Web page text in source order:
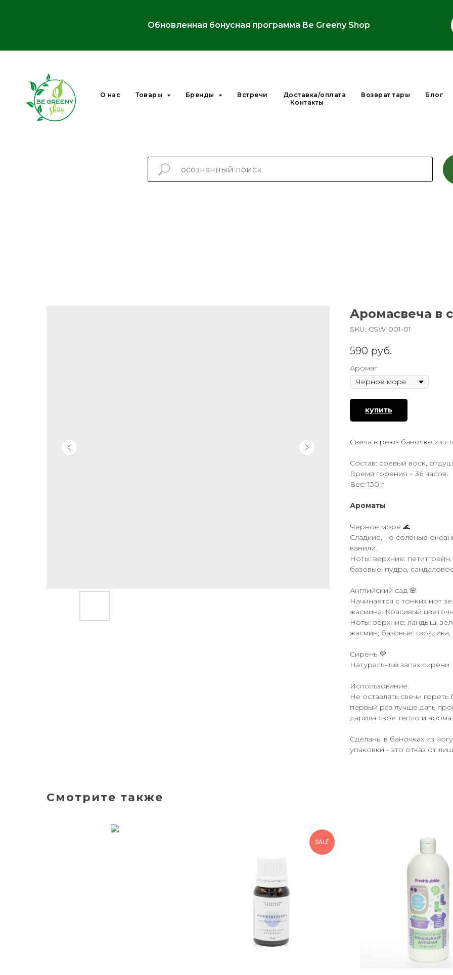
Обновленная бонусная программа Be Greeny Shop
О нас Товары Бренды Встречи Доставка/оплата Возврат тары
Блог
Контакты
Аромасвеча в
SKU: СSW-001-01
590 руб.
Аромат
купить
Свеча в реюз баночке из
Состав: соевый воск,
Время горения ~ 36 часов.
Вес: 130 г
Ароматы
Черное море 🌊
Сладкие, но соленые
ванили.
Ноты: верхние:
базовые: пудра,
Английский сад 🌸
Начинается с тонких нот
жасмина. Красивый
Ноты: верхние: ландыш,
жасмин; базовые: гвоздика,
Сирень 💜
Натуральный запах сирени
Использование:
Не оставлять свечи
первый раз лучше дать
дарила свое тепло и
Сделаны в баночках из
упаковки - это отказ от
Смотрите также
SALE